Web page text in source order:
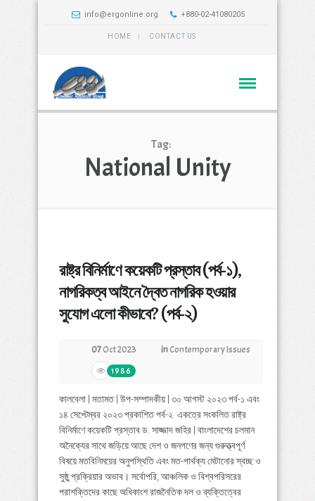
info@ergonline.org +880-02-41080205
HOME CONTACT US
Tag:
National Unity
রাষ্ট্র বিনির্মাণে কয়েকটি প্রস্তাব (পর্ব-১),
নাগরিকত্ব আইনে দ্বৈত নাগরিক হওয়ার
সুযোগ এলো কীভাবে? (পর্ব-২)
07Oct 2023 inContemporary Issues
1986
কালবেলা | মতামত | উপ-সম্পাদকীয় | ৩০ আগস্ট ২০২৩ পর্ব-১ এবং
১৪ সেপ্টেম্বর ২০২৩ প্রকাশিত পর্ব-২ একত্রে সংকলিত রাষ্ট্র
বিনির্মাণে কয়েকটি প্রস্তাব ড. সাজ্জাদ জহির | বাংলাদেশের চলমান
অনৈক্যের সাথে জড়িয়ে আছে দেশ ও জনগণের জন্য গুরুত্ত্বপূর্ণ
বিষয়ে মতবিনিময়ের অনুপস্থিতি এবং মত-পার্থক্য মেটানোর স্বচ্ছ ও
সুষ্ঠু প্রক্রিয়ার অভাব। সর্বোপরি, আঞ্চলিক ও বিশ্বপরিসরের
পরাশক্তিদের কাছে অধিকাংশ রাজনৈতিক দল ও ব্যক্তিত্বের